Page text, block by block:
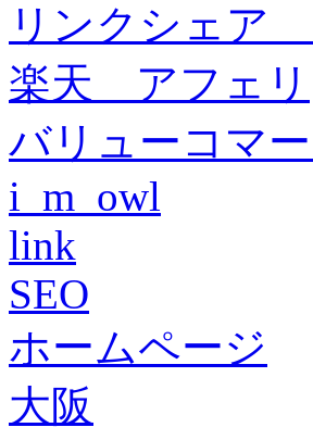
リンクシェア
楽天 アフェリ
バリューコマ
i_m_owl
link
SEO
ホームページ
大阪